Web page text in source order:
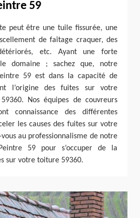
59
peut être une tuile fissurée, une
de faîtage craquer, des
etc. Ayant une forte
domaine ; sachez que, notre
59 est dans la capacité de
l’origine des fuites sur votre
Nos équipes de couvreurs
connaissance des différentes
les causes des fuites sur votre
au professionnalisme de notre
59 pour s’occuper de la
sur votre toiture 59360.